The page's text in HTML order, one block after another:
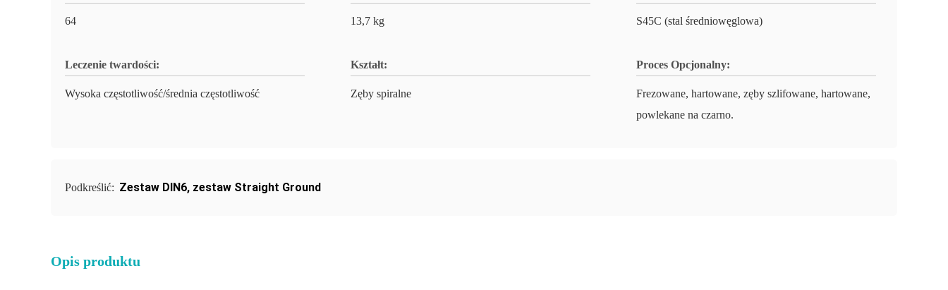
64 13,7 kg S45C (stal średniowęglowa)
Leczenie twardości:
Wysoka częstotliwość/średnia częstotliwość
Kształt:
Zęby spiralne
Proces Opcjonalny:
Frezowane, hartowane, zęby szlifowane, hartowane,
powlekane na czarno.
Podkreślić: Zestaw DIN6, zestaw Straight Ground
Opis produktu